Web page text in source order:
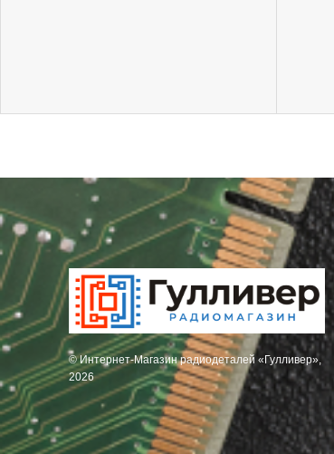
© Интернет-Магазин радиодеталей «Гулливер»,
2026